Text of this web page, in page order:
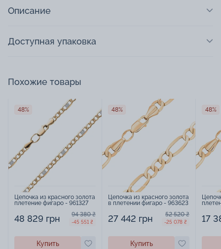
Описание
Доступная упаковка
Похожие товары
48%
Цепочка из красного золота
плетение фигаро - 961327
48 829 грн 94 380 ₴
-45 551 ₴
Купить
48%
Цепочка из красного золота
в плетении фигаро - 963623
27 442 грн 52 520 ₴
-25 078 ₴
Купить
48%
17